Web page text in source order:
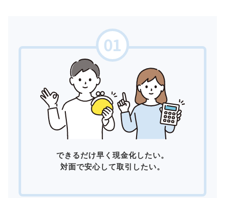
できるだけ早く現金化したい。
対面で安心して取引したい。